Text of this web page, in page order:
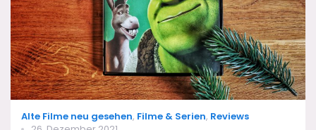
Categories
Alte Filme neu gesehen, Filme & Serien, Reviews